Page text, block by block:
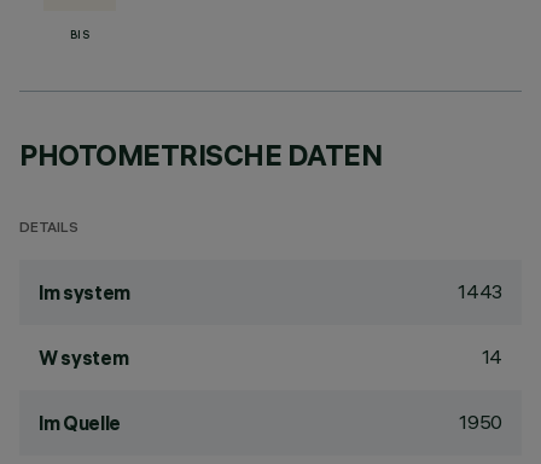
BIS
PHOTOMETRISCHE DATEN
DETAILS
lm system 1443
W system 14
lm Quelle 1950